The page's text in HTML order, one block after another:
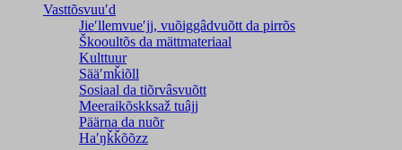
Vasttõsvuuʹd
Jieʹllemvueʹjj, vuõiggâdvuõtt da pirrõs
Škooultõs da mättmateriaal
Kulttuur
Sääʹmǩiõll
Sosiaal da tiõrvâsvuõtt
Meeraikõskksaž tuâjj
Päärna da nuõr
Haʹŋǩǩõõzz